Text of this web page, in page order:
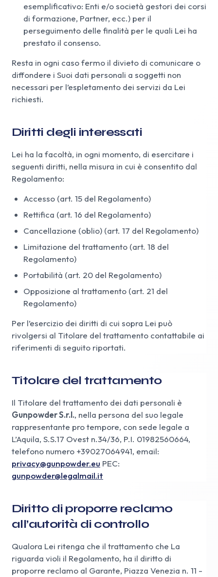
esemplificativo: Enti e/o società gestori dei corsi
di formazione, Partner, ecc.) per il
perseguimento delle finalità per le quali Lei ha
prestato il consenso.
Resta in ogni caso fermo il divieto di comunicare o
diffondere i Suoi dati personali a soggetti non
necessari per l’espletamento dei servizi da Lei
richiesti.
Diritti degli interessati
Lei ha la facoltà, in ogni momento, di esercitare i
seguenti diritti, nella misura in cui è consentito dal
Regolamento:
Accesso (art. 15 del Regolamento)
Rettifica (art. 16 del Regolamento)
Cancellazione (oblio) (art. 17 del Regolamento)
Limitazione del trattamento (art. 18 del
Regolamento)
Portabilità (art. 20 del Regolamento)
Opposizione al trattamento (art. 21 del
Regolamento)
Per l’esercizio dei diritti di cui sopra Lei può
rivolgersi al Titolare del trattamento contattabile ai
riferimenti di seguito riportati.
Titolare del trattamento
Il Titolare del trattamento dei dati personali è
Gunpowder S.r.l., nella persona del suo legale
rappresentante pro tempore, con sede legale a
L’Aquila, S.S.17 Ovest n.34/36, P.I. 01982560664,
telefono numero +39027064941, email:
privacy@gunpowder.eu PEC:
gunpowder@legalmail.it
Diritto di proporre reclamo
all’autorità di controllo
Qualora Lei ritenga che il trattamento che La
riguarda violi il Regolamento, ha il diritto di
proporre reclamo al Garante, Piazza Venezia n. 11 -